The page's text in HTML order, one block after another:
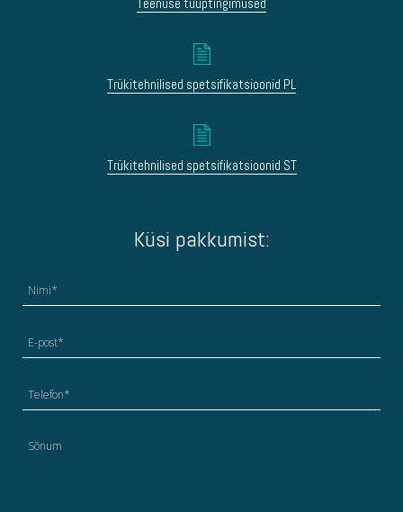
Trükitehnilised spetsifikatsioonid PL
Trükitehnilised spetsifikatsioonid ST
Küsi pakkumist: